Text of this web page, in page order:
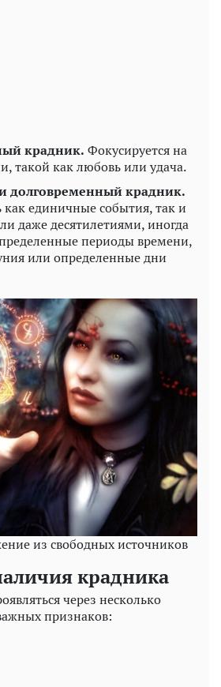
крадник. Фокусируется на
такой как любовь или удача.
долговременный крадник.
единичные события, так и
даже десятилетиями, иногда
периоды времени,
или определенные дни
из свободных источников
крадника
через несколько
признаков: